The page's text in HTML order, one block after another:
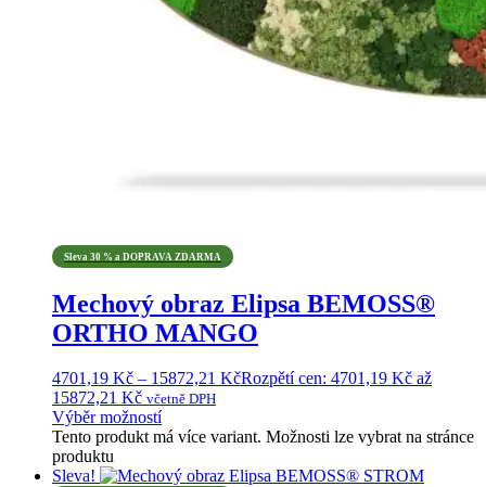
Sleva 30 % a DOPRAVA ZDARMA
Mechový obraz Elipsa BEMOSS®
ORTHO MANGO
4701,19 Kč – 15872,21 KčRozpětí cen: 4701,19 Kč až
15872,21 Kč včetně DPH
Výběr možností
Tento produkt má více variant. Možnosti lze vybrat na stránce
produktu
Sleva!